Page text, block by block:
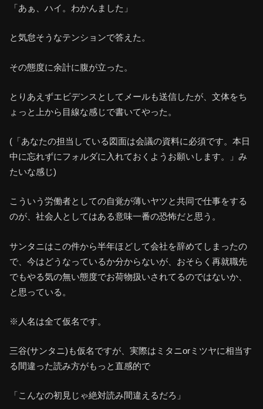
「あぁ、ハイ。わかんました」
と気怠そうなテンションで答えた。
その態度に余計に腹が立った。
とりあえずエビデンスとしてメールも送信したが、文体をち
ょっと上から目線な感じで書いてやった。
(「あなたの担当している図面は会議の資料に必須です。本日
中に忘れずにフォルダに入れておくようお願いします。」み
たいな感じ)
こういう労働者としての自覚が薄いヤツと共同で仕事をする
のが、社会人としてはある意味一番の恐怖だと思う。
サンタニはこの件から半年ほどして会社を辞めてしまったの
で、今はどうなっているか分からないが、おそらく再就職先
でもやる気の無い態度でお荷物扱いされてるのではないか、
と思っている。
※人名は全て仮名です。
三谷(サンタニ)も仮名ですが、実際はミタニorミツヤに相当す
る間違った読み方がもっと直感的で
「こんなの初見じゃ絶対読み間違えるだろ」